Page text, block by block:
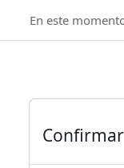
En este
Confirmar